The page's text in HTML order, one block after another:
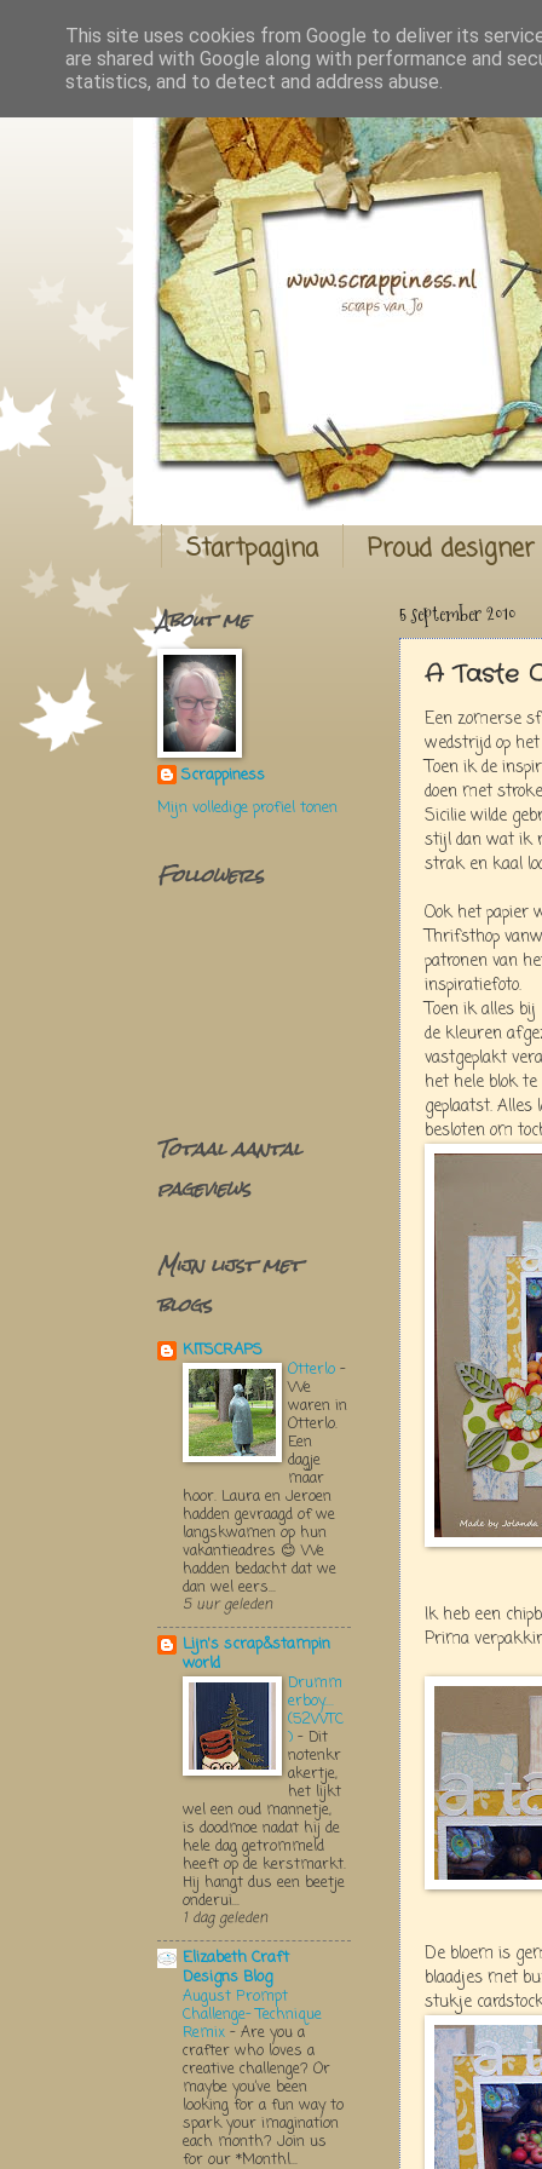
Startpagina Proud
5 september 2010
A Taste
Een zomerse
wedstrijd op
Toen ik de
doen met
Sicilie wilde
stijl dan wat ik
strak en kaal
Ook het papier
Thrifsthop
patronen van
inspiratiefoto.
Toen ik alles
de kleuren
vastgeplakt
het hele blok
geplaatst.
besloten om
Ik heb een
Prima
De bloem is
blaadjes met
stukje
About me
Scrappiness
Mijn volledige profiel tonen
Followers
Totaal aantal
pageviews
Mijn lijst met
blogs
KITSCRAPS
Otterlo -
We
waren in
Otterlo.
Een
dagje
maar
hoor. Laura en Jeroen
hadden gevraagd of we
langskwamen op hun
vakantieadres 😊 We
hadden bedacht dat we
dan wel eers...
5 uur geleden
Lijn's scrap&stampin
world
Drumm
erboy....
(52WTC
) - Dit
notenkr
akertje,
het lijkt
wel een oud mannetje,
is doodmoe nadat hij de
hele dag getrommeld
heeft op de kerstmarkt.
Hij hangt dus een beetje
onderui...
1 dag geleden
Elizabeth Craft
Designs Blog
August Prompt
Challenge- Technique
Remix - Are you a
crafter who loves a
creative challenge? Or
maybe you’ve been
looking for a fun way to
spark your imagination
each month? Join us
for our *Monthl...
This site uses cookies from Google to deliver its
are shared with Google along with performance and
statistics, and to detect and address abuse.